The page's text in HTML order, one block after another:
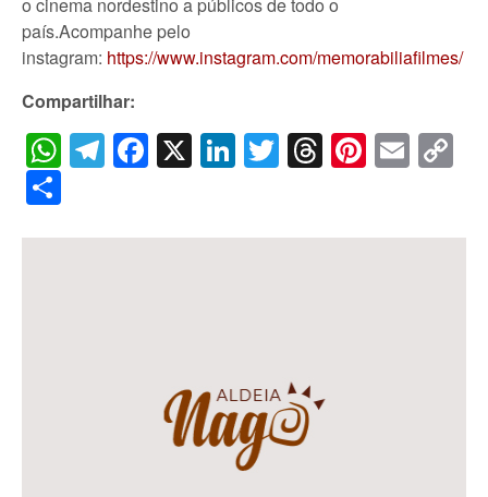
país.Acompanhe pelo
instagram: https://www.instagram.com/memorabiliafilmes/
Compartilhar:
WhatsApp
Telegram
Facebook
X LinkedIn
Twitter
Threads